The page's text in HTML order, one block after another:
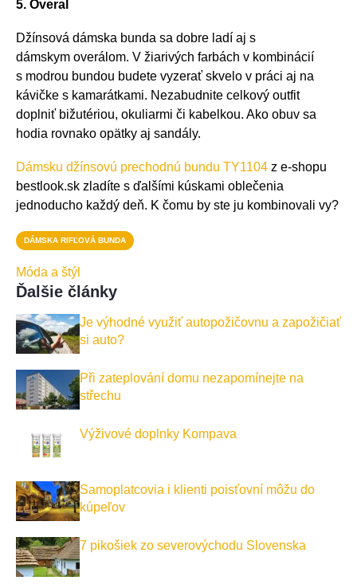
5. Overal
Džínsová dámska bunda sa dobre ladí aj s
dámskym overálom. V žiarivých farbách v kombinácií
s modrou bundou budete vyzerať skvelo v práci aj na
kávičke s kamarátkami. Nezabudnite celkový outfit
doplniť bižutériou, okuliarmi či kabelkou. Ako obuv sa
hodia rovnako opätky aj sandály.
Dámsku džínsovú prechodnú bundu TY1104 z e-shopu
bestlook.sk zladíte s ďalšími kúskami oblečenia
jednoducho každý deň. K čomu by ste ju kombinovali vy?
DÁMSKA RIFĽOVÁ BUNDA
Móda a štýl
Ďalšie články
Je výhodné využiť autopožičovnu a zapožičiať
si auto?
Při zateplování domu nezapomínejte na
střechu
Výživové doplnky Kompava
Samoplatcovia i klienti poisťovní môžu do
kúpeľov
7 pikošiek zo severovýchodu Slovenska